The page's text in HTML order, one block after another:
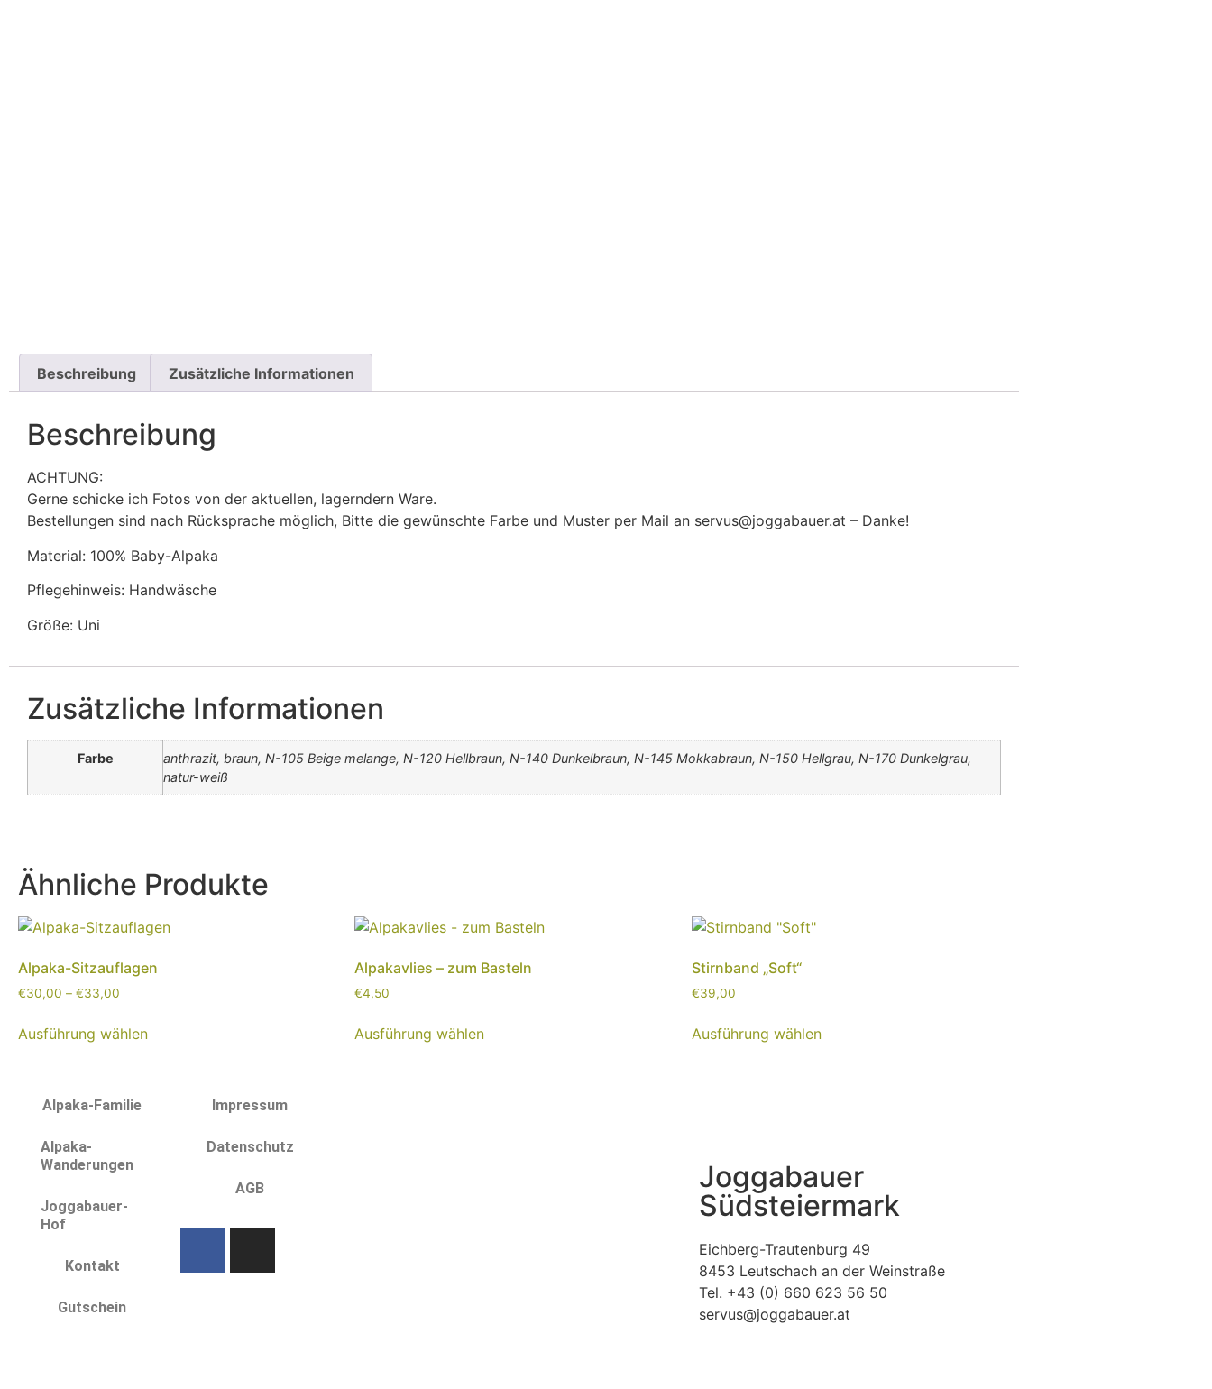
Beschreibung Zusätzliche Informationen
Beschreibung
ACHTUNG:
Gerne schicke ich Fotos von der aktuellen, lagerndern Ware.
Bestellungen sind nach Rücksprache möglich, Bitte die gewünschte Farbe und Muster per Mail an servus@joggabauer.at – Danke!
Material: 100% Baby-Alpaka
Pflegehinweis: Handwäsche
Größe: Uni
Zusätzliche Informationen
Farbe
anthrazit, braun, N-105 Beige melange, N-120 Hellbraun, N-140 Dunkelbraun, N-145 Mokkabraun, N-150 Hellgrau, N-170 Dunkelgrau,
natur-weiß
Ähnliche Produkte
Alpaka-Sitzauflagen
€30,00 – €33,00
Ausführung wählen
Alpakavlies – zum Basteln
€4,50
Ausführung wählen
Stirnband „Soft“
€39,00
Ausführung wählen
Alpaka-Familie
Alpaka-
Wanderungen
Joggabauer-
Hof
Kontakt
Gutschein
Impressum
Datenschutz
AGB
Joggabauer
Südsteiermark
Eichberg-Trautenburg 49
8453 Leutschach an der Weinstraße
Tel. +43 (0) 660 623 56 50
servus@joggabauer.at